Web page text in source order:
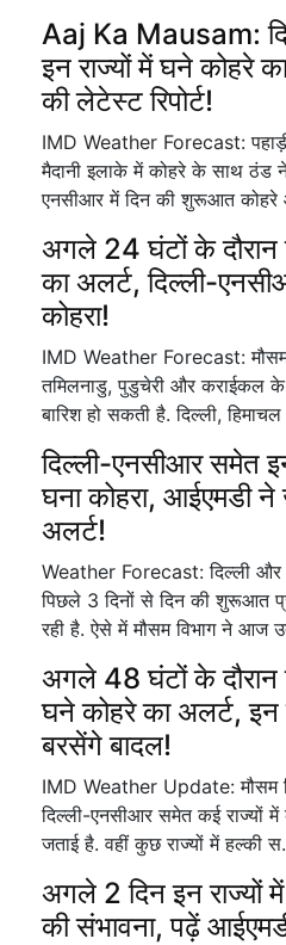
Aaj Ka Mausam:
इन राज्यों में घने कोहरे
की लेटेस्ट रिपोर्ट!
IMD Weather Forecast: पहाड़ी
मैदानी इलाके में कोहरे के साथ ठंड
एनसीआर में दिन की शुरूआत
अगले 24 घंटों के दौरान
का अलर्ट, दिल्ली-
कोहरा!
IMD Weather Forecast:
तमिलनाडु, पुडुचेरी और कराईकल
बारिश हो सकती है. दिल्ली,
दिल्ली-एनसीआर समेत इन
घना कोहरा, आईएमडी ने
अलर्ट!
Weather Forecast: दिल्ली
पिछले 3 दिनों से दिन की शुरूआत
रही है. ऐसे में मौसम विभाग ने आज
अगले 48 घंटों के दौरान
घने कोहरे का अलर्ट, इन
बरसेंगे बादल!
IMD Weather Update: मौसम
दिल्ली-एनसीआर समेत कई राज्यों में
जताई है. वहीं कुछ राज्यों में हल्की
अगले 2 दिन इन राज्यों
की संभावना, पढ़ें